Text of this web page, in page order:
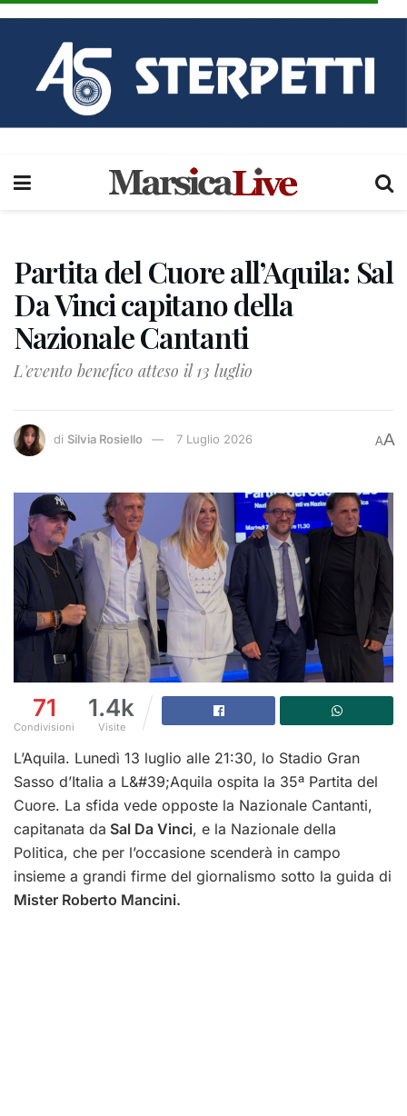
Partita del Cuore all’Aquila: Sal
Da Vinci capitano della
Nazionale Cantanti
L'evento benefico atteso il 13 luglio
di Silvia Rosiello 7 Luglio 2026 AA
71
Condivisioni
1.4k
Visite
L’Aquila. Lunedì 13 luglio alle 21:30, lo Stadio Gran
Sasso d’Italia a L&#39;Aquila ospita la 35ª Partita del
Cuore. La sfida vede opposte la Nazionale Cantanti,
capitanata da Sal Da Vinci, e la Nazionale della
Politica, che per l’occasione scenderà in campo
insieme a grandi firme del giornalismo sotto la guida di
Mister Roberto Mancini.